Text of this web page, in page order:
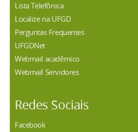
Lista Telefônica
Localize na UFGD
Perguntas Frequentes
UFGDNet
Webmail acadêmico
Webmail Servidores
Redes Sociais
Facebook